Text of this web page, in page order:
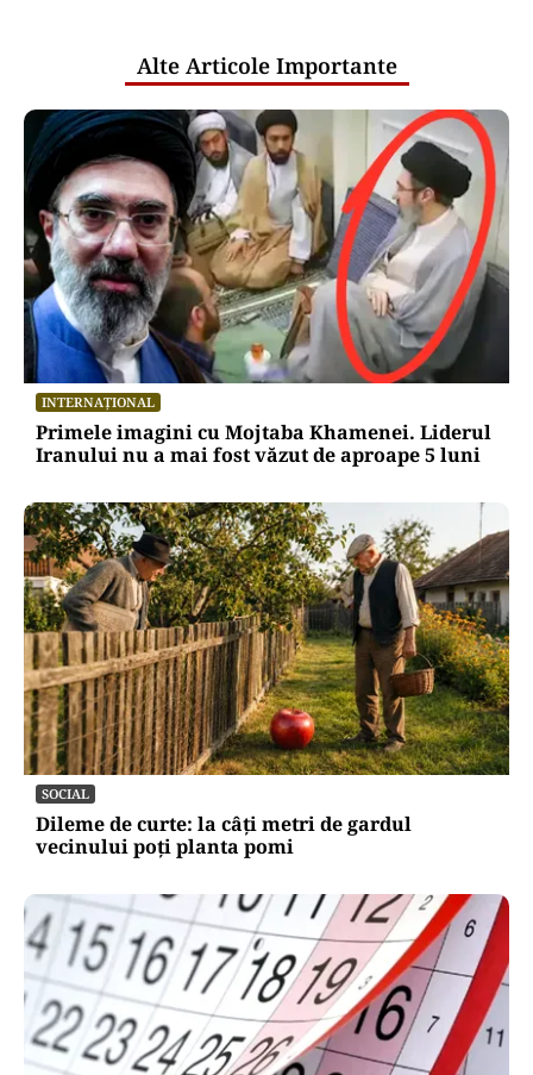
Alte Articole Importante
INTERNAȚIONAL
Primele imagini cu Mojtaba Khamenei. Liderul
Iranului nu a mai fost văzut de aproape 5 luni
SOCIAL
Dileme de curte: la câți metri de gardul
vecinului poți planta pomi